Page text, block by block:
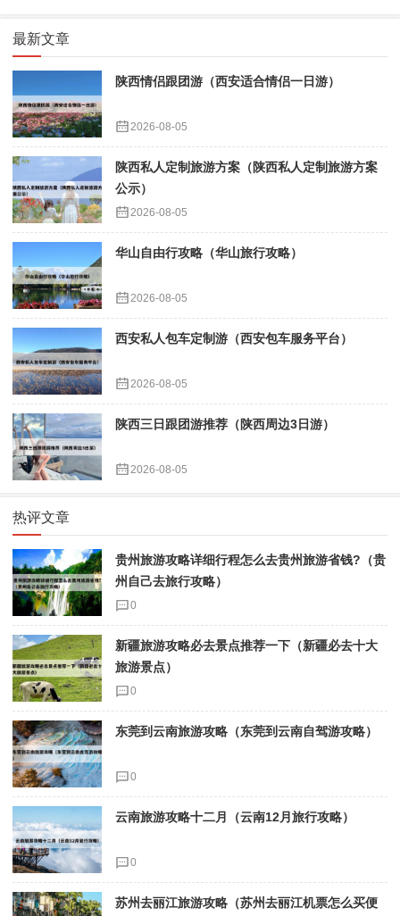
最新文章
陕西情侣跟团游（西安适合情侣一日游）
2026-08-05
陕西私人定制旅游方案（陕西私人定制旅游方案
公示）
2026-08-05
华山自由行攻略（华山旅行攻略）
2026-08-05
西安私人包车定制游（西安包车服务平台）
2026-08-05
陕西三日跟团游推荐（陕西周边3日游）
2026-08-05
热评文章
贵州旅游攻略详细行程怎么去贵州旅游省钱?（贵
州自己去旅行攻略）
0
新疆旅游攻略必去景点推荐一下（新疆必去十大
旅游景点）
0
东莞到云南旅游攻略（东莞到云南自驾游攻略）
0
云南旅游攻略十二月（云南12月旅行攻略）
0
苏州去丽江旅游攻略（苏州去丽江机票怎么买便